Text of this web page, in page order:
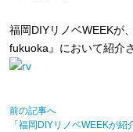
福岡DIYリノベWEEKが
fukuoka』において紹介
前の記事へ
「福岡DIYリノベWEEKが